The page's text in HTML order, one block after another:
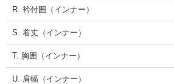
R. 衿付囲（インナー）
S. 着丈（インナー）
T. 胸囲（インナー）
U. 肩幅（インナー）